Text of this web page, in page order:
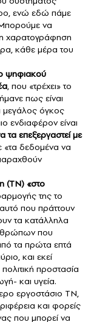
ενώ εδώ πάμε
να
χαρατογράφηση
κάθε μέρα του
ψηφιακού
, που «τρέχει» το
πως είναι
μεγάλος όγκος
ενδιαφέρον είναι
επεξεργαστεί με
δεδομένα να
(ΤΝ) «στο
της το
που πράττουν
τα κατάλληλα
που
τα πρώτα επτά
και εκεί
προστασία
και υγεία.
εργοστάσιο ΤΝ,
και φορείς
που μπορεί να